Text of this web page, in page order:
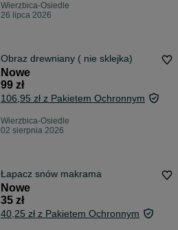
Wierzbica-Osiedle
26 lipca 2026
Obraz drewniany ( nie sklejka)
Nowe
99 zł
106,95 zł z Pakietem Ochronnym
Wierzbica-Osiedle
02 sierpnia 2026
Łapacz snów makrama
Nowe
35 zł
40,25 zł z Pakietem Ochronnym